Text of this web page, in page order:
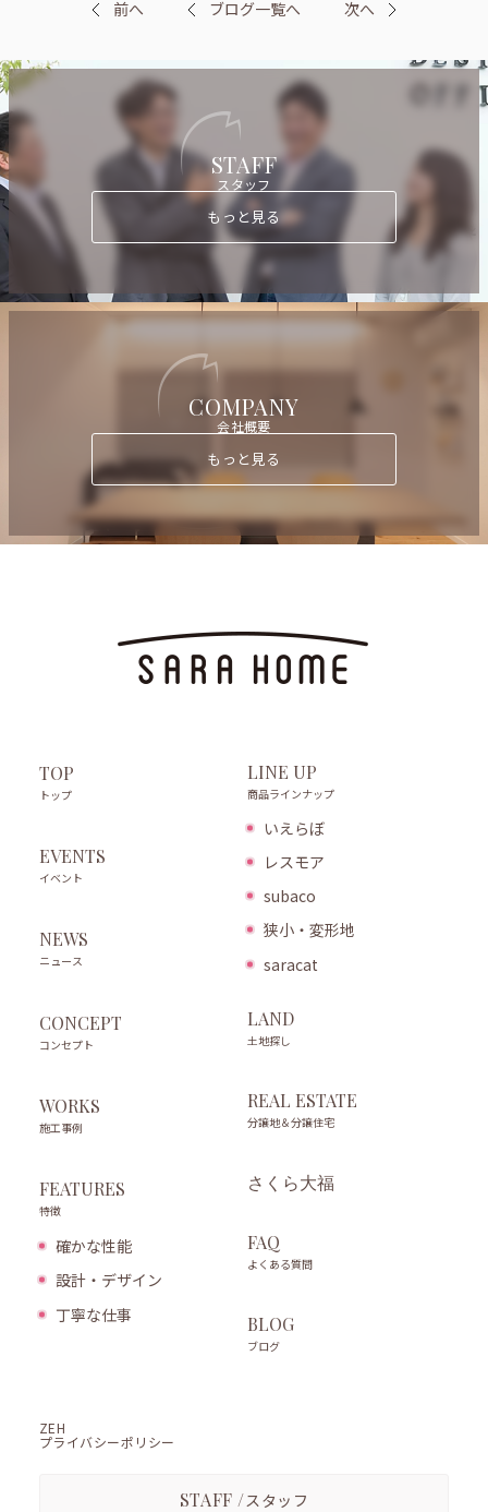
前へ ブログ一覧へ 次へ
STAFF
スタッフ
もっと見る
COMPANY
会社概要
もっと見る
TOP
トップ
EVENTS
イベント
NEWS
ニュース
CONCEPT
コンセプト
WORKS
施工事例
FEATURES
特徴
確かな性能
設計・デザイン
丁寧な仕事
LINE UP
商品ラインナップ
いえらぼ
レスモア
subaco
狭小・変形地
saracat
LAND
土地探し
REAL ESTATE
分譲地＆分譲住宅
さくら大福
FAQ
よくある質問
BLOG
ブログ
ZEH
プライバシーポリシー
STAFF /スタッフ